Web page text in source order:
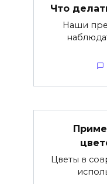
Что
Наши
Цветы в